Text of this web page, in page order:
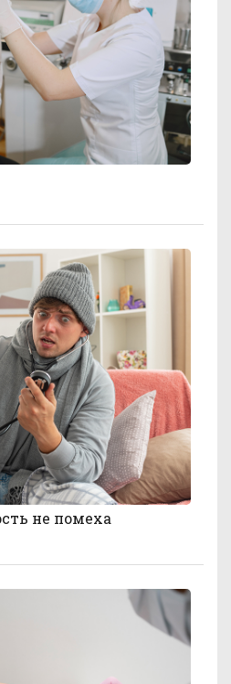
не помеха